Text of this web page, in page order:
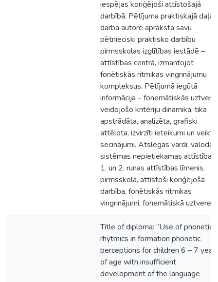
iespējas koriģējoši attīstošajā
darbībā. Pētījuma praktiskajā daļā
darba autore apraksta savu
pētnieciski praktisko darbību
pirmsskolas izglītības iestādē –
attīstības centrā, izmantojot
fonētiskās ritmikas vingrinājumu
kompleksus. Pētījumā iegūtā
informācija – fonemātiskās
veidojošo kritēriju dinamika, tika
apstrādāta, analizēta, grafiski
attēlota, izvirzīti ieteikumi un veikti
secinājumi. Atslēgas vārdi: valodas
sistēmas nepietiekamas attīstības
1. un 2. runas attīstības līmenis,
pirmsskola, attīstoši koriģējošā
darbība, fonētiskās ritmikas
vingrinājumi, fonemātiskā uztvere.
Title of diploma: “Use of phonetic
rhytmics in formation phonetic
perceptions for children 6 – 7
of age with insufficient
development of the language